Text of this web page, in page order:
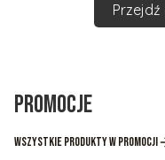
Przejdź
Promocje
Wszystkie produkty w promocji